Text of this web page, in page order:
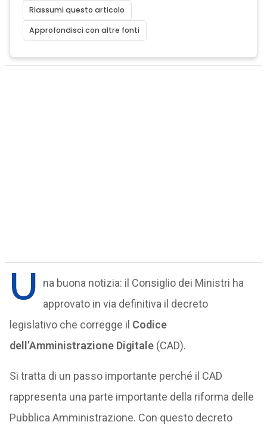
Riassumi questo articolo
Approfondisci con altre fonti
U
na buona notizia: il Consiglio dei Ministri ha
approvato in via definitiva il decreto
legislativo che corregge il Codice
dell’Amministrazione Digitale(CAD).
Si tratta di un passo importante perché il CAD
rappresenta una parte importante della riforma delle
Pubblica Amministrazione. Con questo decreto